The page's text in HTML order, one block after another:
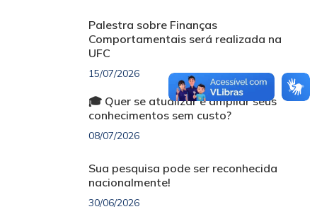
Palestra sobre Finanças
Comportamentais será realizada na
UFC
15/07/2026
🎓 Quer se atualizar e ampliar seus
conhecimentos sem custo?
08/07/2026
Sua pesquisa pode ser reconhecida
nacionalmente!
30/06/2026